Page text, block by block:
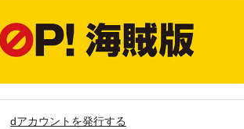
dアカウントを発行する